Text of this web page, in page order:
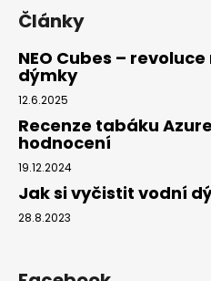
Články
NEO Cubes –
dýmky
12.6.2025
Recenze tabáku
hodnocení
19.12.2024
Jak si vyčistit vodní
28.8.2023